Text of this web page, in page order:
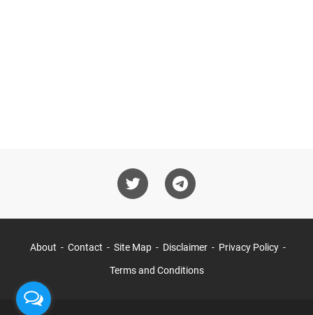
About Contact Site Map Disclaimer Privacy Policy
Terms and Conditions